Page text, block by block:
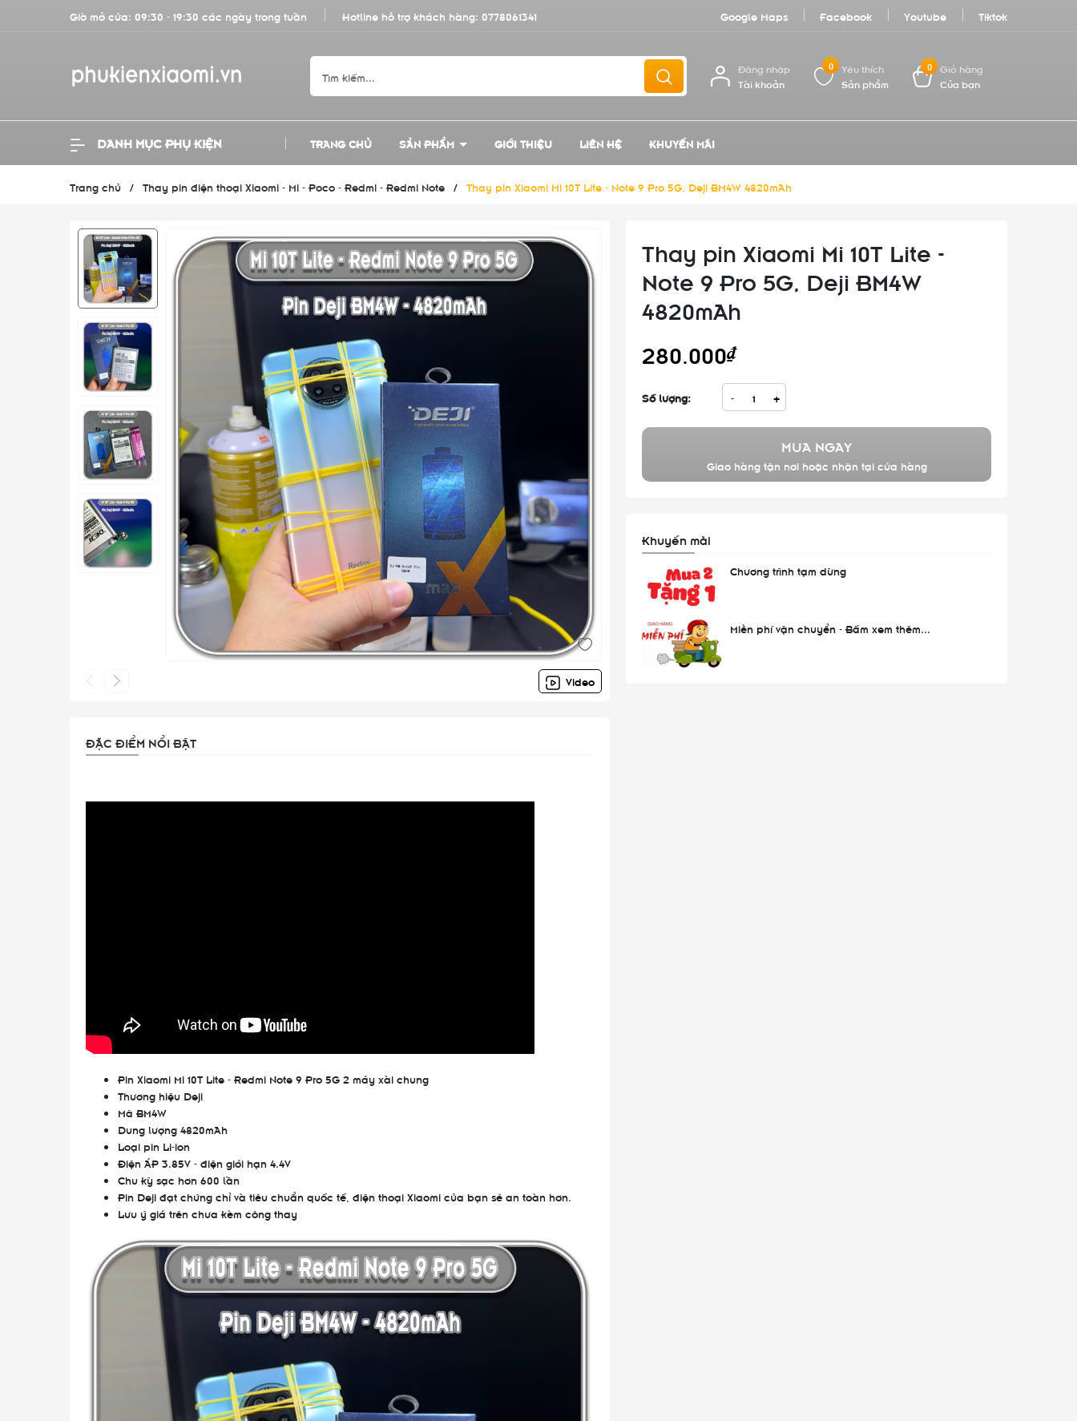
Giờ mở cửa: 09:30 - 19:30 các ngày trong tuần Hotline hỗ trợ khách hàng: 0778061341 Google Maps Facebook Youtube Tiktok
Đăng nhập
Tài khoản
0
Yêu thích
Sản phẩm
0
Giỏ hàng
Của bạn
DANH MỤC PHỤ KIỆN TRANG CHỦ SẢN PHẨM GIỚI THIỆU LIÊN HỆ KHUYẾN MÃI
Trang chủ / Thay pin điện thoại Xiaomi - Mi - Poco - Redmi - Redmi Note / Thay pin Xiaomi Mi 10T Lite - Note 9 Pro 5G, Deji BM4W 4820mAh
Video
ĐẶC ĐIỂM NỔI BẬT
Pin Xiaomi Mi 10T Lite - Redmi Note 9 Pro 5G 2 máy xài chung
Thương hiệu Deji
Mã BM4W
Dung lượng 4820mAh
Loại pin Li-ion
Điện ÁP 3.85V - điện giới hạn 4.4V
Chu kỳ sạc hơn 600 lần
Pin Deji đạt chứng chỉ và tiêu chuẩn quốc tế, điện thoại Xiaomi của bạn sẽ an toàn hơn.
Lưu ý giá trên chưa kèm công thay
Thay pin Xiaomi Mi 10T Lite -
Note 9 Pro 5G, Deji BM4W
4820mAh
280.000₫
Số lượng: - +
MUA NGAY
Giao hàng tận nơi hoặc nhận tại cửa hàng
Khuyến mãi
Chương trình tạm dừng
Miễn phí vận chuyển - Bấm xem thêm...